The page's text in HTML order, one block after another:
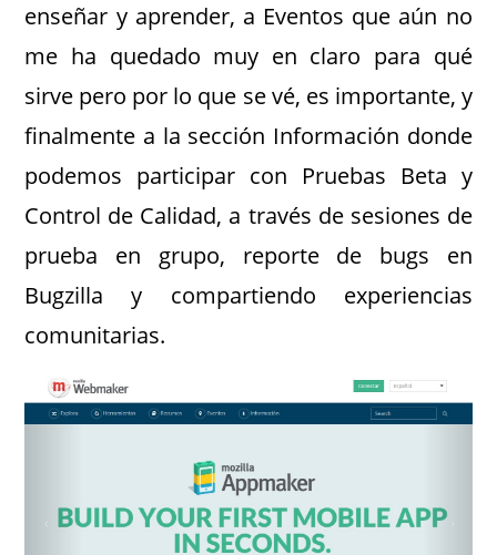
enseñar y aprender, a Eventos que aún no
me ha quedado muy en claro para qué
sirve pero por lo que se vé, es importante, y
finalmente a la sección Información donde
podemos participar con Pruebas Beta y
Control de Calidad, a través de sesiones de
prueba en grupo, reporte de bugs en
Bugzilla y compartiendo experiencias
comunitarias.